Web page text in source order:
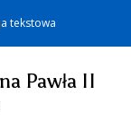
tekstowa
Pawła II